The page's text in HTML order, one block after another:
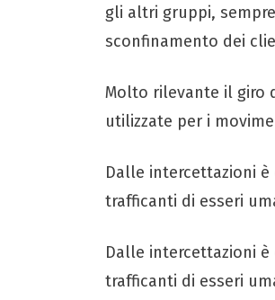
gli altri gruppi,
sconfinamento dei
Molto rilevante il giro
utilizzate per i
Dalle intercettazioni
trafficanti di esseri
Dalle intercettazioni
trafficanti di esseri